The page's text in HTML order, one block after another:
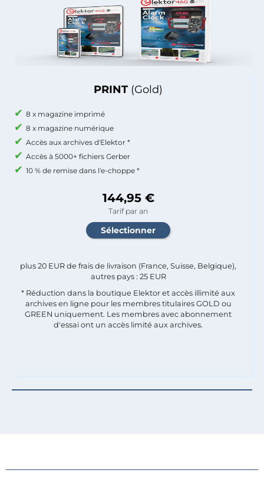
PRINT (Gold)
8 x magazine imprimé
8 x magazine numérique
Accès aux archives d'Elektor *
Accès à 5000+ fichiers Gerber
10 % de remise dans l'e-choppe *
144,95 €
Tarif par an
plus 20 EUR de frais de livraison (France, Suisse, Belgique),
autres pays : 25 EUR
* Réduction dans la boutique Elektor et accès illimité aux
archives en ligne pour les membres titulaires GOLD ou
GREEN uniquement. Les membres avec abonnement
d'essai ont un accès limité aux archives.